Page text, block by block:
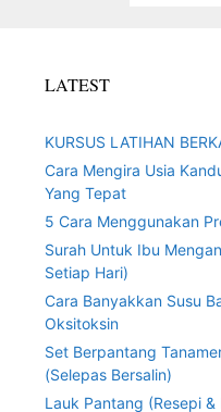
LATEST
KURSUS LATIHAN
Cara Mengira Usia
Yang Tepat
5 Cara Menggunakan
Surah Untuk Ibu
Setiap Hari)
Cara Banyakkan Susu
Oksitoksin
Set Berpantang
(Selepas Bersalin)
Lauk Pantang (Resepi &